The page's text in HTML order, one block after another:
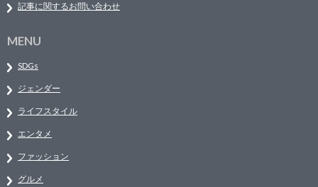
記事に関するお問い合わせ
MENU
SDGs
ジェンダー
ライフスタイル
エンタメ
ファッション
グルメ